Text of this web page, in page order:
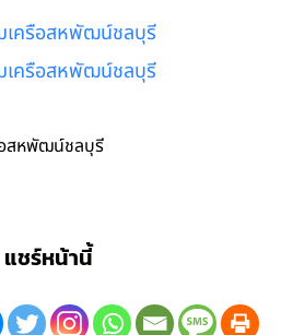
เครือสหพัฒน์ชลบุรี
เครือสหพัฒน์ชลบุรี
สหพัฒน์ชลบุรี
แชร์หน้านี้